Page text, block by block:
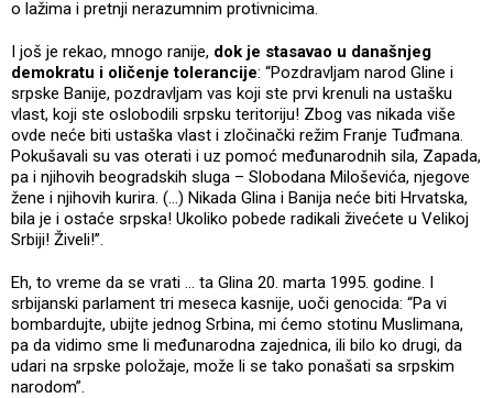
o lažima i pretnji nerazumnim protivnicima.
I još je rekao, mnogo ranije, dok je stasavao u današnjeg
demokratu i oličenje tolerancije: “Pozdravljam narod Gline i
srpske Banije, pozdravljam vas koji ste prvi krenuli na ustašku
vlast, koji ste oslobodili srpsku teritoriju! Zbog vas nikada više
ovde neće biti ustaška vlast i zločinački režim Franje Tuđmana.
Pokušavali su vas oterati i uz pomoć međunarodnih sila, Zapada,
pa i njihovih beogradskih sluga – Slobodana Miloševića, njegove
žene i njihovih kurira. (…) Nikada Glina i Banija neće biti Hrvatska,
bila je i ostaće srpska! Ukoliko pobede radikali živećete u Velikoj
Srbiji! Živeli!”.
Eh, to vreme da se vrati ... ta Glina 20. marta 1995. godine. I
srbijanski parlament tri meseca kasnije, uoči genocida: “Pa vi
bombardujte, ubijte jednog Srbina, mi ćemo stotinu Muslimana,
pa da vidimo sme li međunarodna zajednica, ili bilo ko drugi, da
udari na srpske položaje, može li se tako ponašati sa srpskim
narodom”.